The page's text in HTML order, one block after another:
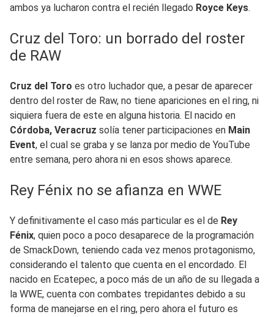
ambos ya lucharon contra el recién llegado Royce Keys.
Cruz del Toro: un borrado del roster
de RAW
Cruz del Toro es otro luchador que, a pesar de aparecer
dentro del roster de Raw, no tiene apariciones en el ring, ni
siquiera fuera de este en alguna historia. El nacido en
Córdoba, Veracruz solía tener participaciones en Main
Event, el cual se graba y se lanza por medio de YouTube
entre semana, pero ahora ni en esos shows aparece.
Rey Fénix no se afianza en WWE
Y definitivamente el caso más particular es el de Rey
Fénix, quien poco a poco desaparece de la programación
de SmackDown, teniendo cada vez menos protagonismo,
considerando el talento que cuenta en el encordado. El
nacido en Ecatepec, a poco más de un año de su llegada a
la WWE, cuenta con combates trepidantes debido a su
forma de manejarse en el ring, pero ahora el futuro es